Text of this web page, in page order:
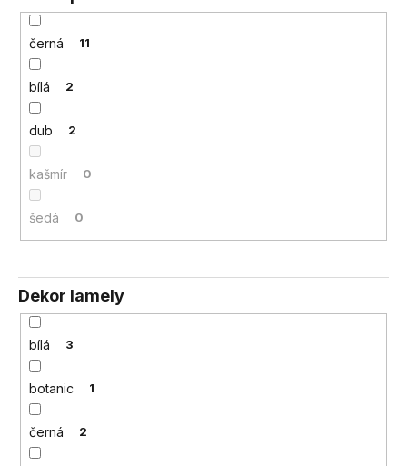
černá 11
bílá 2
dub 2
kašmír 0
šedá 0
Dekor lamely
bílá 3
botanic 1
černá 2